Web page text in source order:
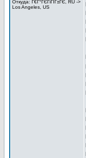
Откуда: Г€Г°ГЄГіГІГ±ГЄ, RU ->
Los Angeles, US